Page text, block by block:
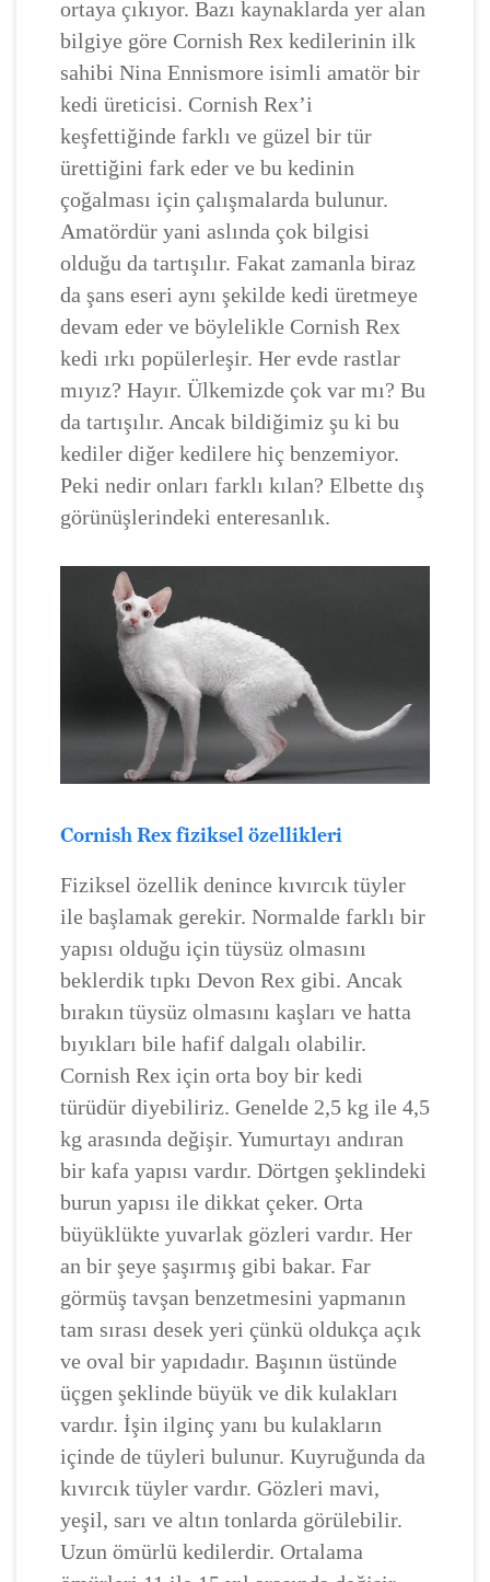
ortaya çıkıyor. Bazı kaynaklarda yer alan
bilgiye göre Cornish Rex kedilerinin ilk
sahibi Nina Ennismore isimli amatör bir
kedi üreticisi. Cornish Rex’i
keşfettiğinde farklı ve güzel bir tür
ürettiğini fark eder ve bu kedinin
çoğalması için çalışmalarda bulunur.
Amatördür yani aslında çok bilgisi
olduğu da tartışılır. Fakat zamanla biraz
da şans eseri aynı şekilde kedi üretmeye
devam eder ve böylelikle Cornish Rex
kedi ırkı popülerleşir. Her evde rastlar
mıyız? Hayır. Ülkemizde çok var mı? Bu
da tartışılır. Ancak bildiğimiz şu ki bu
kediler diğer kedilere hiç benzemiyor.
Peki nedir onları farklı kılan? Elbette dış
görünüşlerindeki enteresanlık.
Cornish Rex fiziksel özellikleri
Fiziksel özellik denince kıvırcık tüyler
ile başlamak gerekir. Normalde farklı bir
yapısı olduğu için tüysüz olmasını
beklerdik tıpkı Devon Rex gibi. Ancak
bırakın tüysüz olmasını kaşları ve hatta
bıyıkları bile hafif dalgalı olabilir.
Cornish Rex için orta boy bir kedi
türüdür diyebiliriz. Genelde 2,5 kg ile 4,5
kg arasında değişir. Yumurtayı andıran
bir kafa yapısı vardır. Dörtgen şeklindeki
burun yapısı ile dikkat çeker. Orta
büyüklükte yuvarlak gözleri vardır. Her
an bir şeye şaşırmış gibi bakar. Far
görmüş tavşan benzetmesini yapmanın
tam sırası desek yeri çünkü oldukça açık
ve oval bir yapıdadır. Başının üstünde
üçgen şeklinde büyük ve dik kulakları
vardır. İşin ilginç yanı bu kulakların
içinde de tüyleri bulunur. Kuyruğunda da
kıvırcık tüyler vardır. Gözleri mavi,
yeşil, sarı ve altın tonlarda görülebilir.
Uzun ömürlü kedilerdir. Ortalama